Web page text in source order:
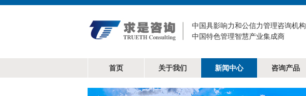
中国具影响力和公信力管理咨询机构
中国特色管理智慧产业集成商
首页 关于我们 新闻中心 咨询产品